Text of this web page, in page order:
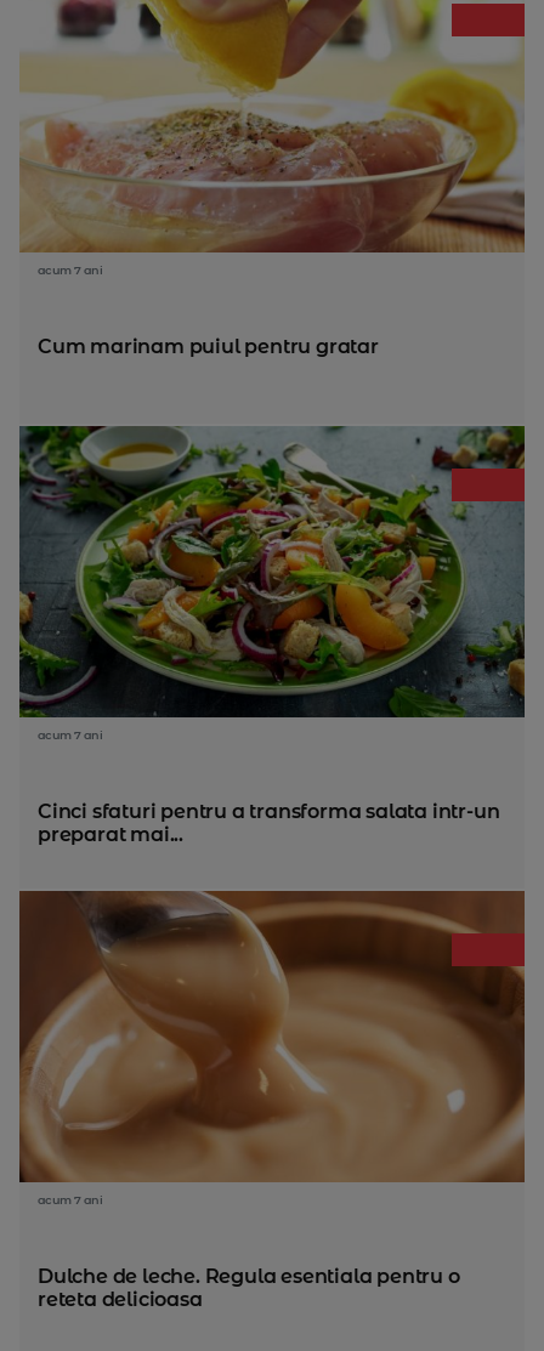
acum 7 ani
Cum marinam puiul pentru gratar
acum 7 ani
Cinci sfaturi pentru a transforma salata intr-un
preparat mai...
acum 7 ani
Dulche de leche. Regula esentiala pentru o
reteta delicioasa